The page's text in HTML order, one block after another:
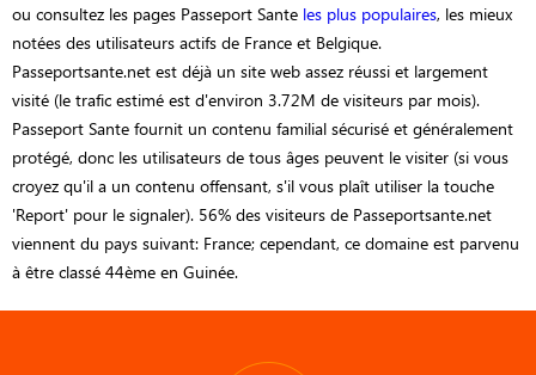
ou consultez les pages Passeport Sante les plus populaires, les mieux
notées des utilisateurs actifs de France et Belgique.
Passeportsante.net est déjà un site web assez réussi et largement
visité (le trafic estimé est d'environ 3.72M de visiteurs par mois).
Passeport Sante fournit un contenu familial sécurisé et généralement
protégé, donc les utilisateurs de tous âges peuvent le visiter (si vous
croyez qu'il a un contenu offensant, s'il vous plaît utiliser la touche
'Report' pour le signaler). 56% des visiteurs de Passeportsante.net
viennent du pays suivant: France; cependant, ce domaine est parvenu
à être classé 44ème en Guinée.